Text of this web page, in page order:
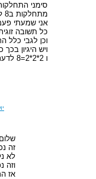
מתחלקות ב8 לדוג’ 5671, איך עליהם לחשב?
כל תשובה זוגית,
וכן לגבי כלל התחלקות 2, לחלק
ויש היגיון בכך כי
ו 2*2*2=8 לדעתי זה כלל יותר קל
יולי
שלום
לא
אז